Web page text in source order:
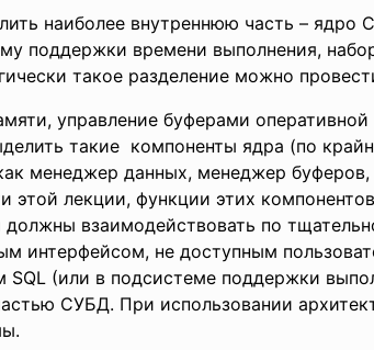
наиболее внутреннюю часть – ядро
поддержки времени выполнения,
такое разделение можно
управление буферами оперативной
такие компоненты ядра (по
менеджер данных, менеджер
лекции, функции этих
взаимодействовать по
интерфейсом, не доступным
(или в подсистеме поддержки
СУБД. При использовании